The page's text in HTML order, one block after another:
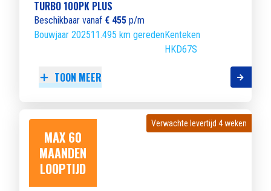
TURBO 100PK PLUS
Beschikbaar vanaf € 455 p/m
Bouwjaar 202511.495 km geredenKenteken
HKD67S
TOON MEER
MAX 60
MAANDEN
LOOPTIJD
Verwachte levertijd 4 weken
Verwachte levertijd 4 weken